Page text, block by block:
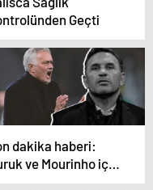
Geçti
dakika haberi:
ve Mourinho için
yorum!